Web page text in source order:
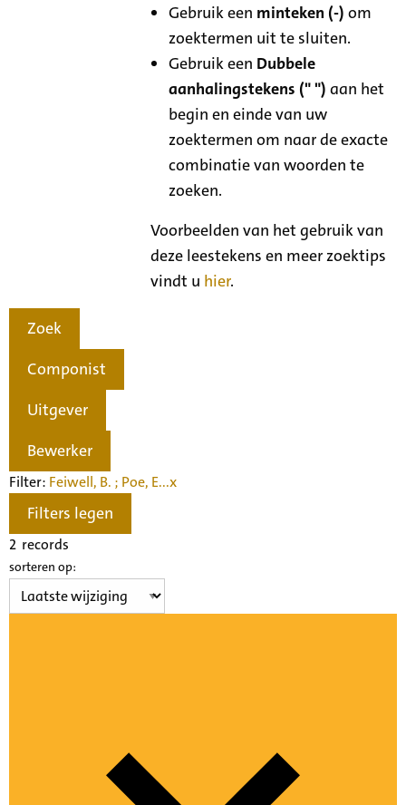
Gebruik een minteken (-) om
zoektermen uit te sluiten.
Gebruik een Dubbele
aanhalingstekens (" ") aan het
begin en einde van uw
zoektermen om naar de exacte
combinatie van woorden te
zoeken.
Voorbeelden van het gebruik van
deze leestekens en meer zoektips
vindt u hier.
Zoek
Componist
Uitgever
Bewerker
Filter: Feiwell, B. ; Poe, E...x
Filters legen
2 records
sorteren op: